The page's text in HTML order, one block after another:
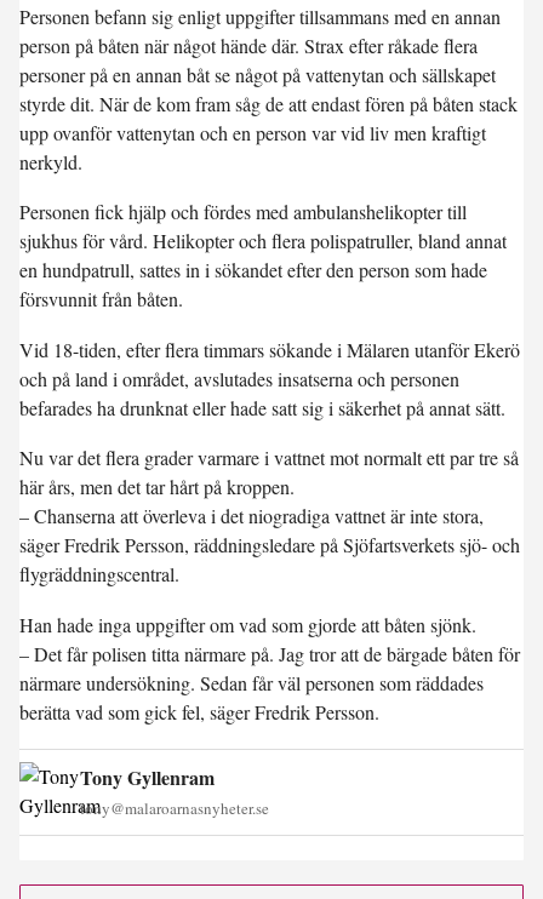
Personen befann sig enligt uppgifter tillsammans med en annan
person på båten när något hände där. Strax efter råkade flera
personer på en annan båt se något på vattenytan och sällskapet
styrde dit. När de kom fram såg de att endast fören på båten stack
upp ovanför vattenytan och en person var vid liv men kraftigt
nerkyld.
Personen fick hjälp och fördes med ambulanshelikopter till
sjukhus för vård. Helikopter och flera polispatruller, bland annat
en hundpatrull, sattes in i sökandet efter den person som hade
försvunnit från båten.
Vid 18-tiden, efter flera timmars sökande i Mälaren utanför Ekerö
och på land i området, avslutades insatserna och personen
befarades ha drunknat eller hade satt sig i säkerhet på annat sätt.
Nu var det flera grader varmare i vattnet mot normalt ett par tre så
här års, men det tar hårt på kroppen.
– Chanserna att överleva i det niogradiga vattnet är inte stora,
säger Fredrik Persson, räddningsledare på Sjöfartsverkets sjö- och
flygräddningscentral.
Han hade inga uppgifter om vad som gjorde att båten sjönk.
– Det får polisen titta närmare på. Jag tror att de bärgade båten för
närmare undersökning. Sedan får väl personen som räddades
berätta vad som gick fel, säger Fredrik Persson.
Tony Gyllenram
tony@malaroarnasnyheter.se